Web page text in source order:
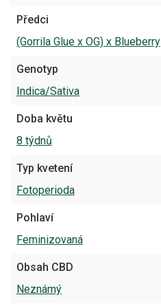
Předci
(Gorrila Glue x OG) x Blueberry
Genotyp
Indica/Sativa
Doba květu
8 týdnů
Typ kvetení
Fotoperioda
Pohlaví
Feminizovaná
Obsah CBD
Neznámý